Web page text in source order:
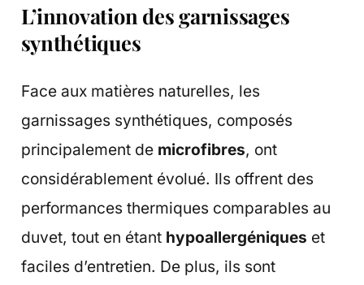
L’innovation des garnissages
synthétiques
Face aux matières naturelles, les
garnissages synthétiques, composés
principalement de microfibres, ont
considérablement évolué. Ils offrent des
performances thermiques comparables au
duvet, tout en étant hypoallergéniques et
faciles d’entretien. De plus, ils sont